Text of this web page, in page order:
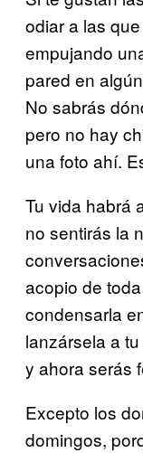
odiar a las
empujando
pared en
No sabrás
pero no hay
una foto ahí.
Tu vida habrá
no sentirás la
acopio de
condensarla
lanzársela a
y ahora serás
Excepto los
domingos,